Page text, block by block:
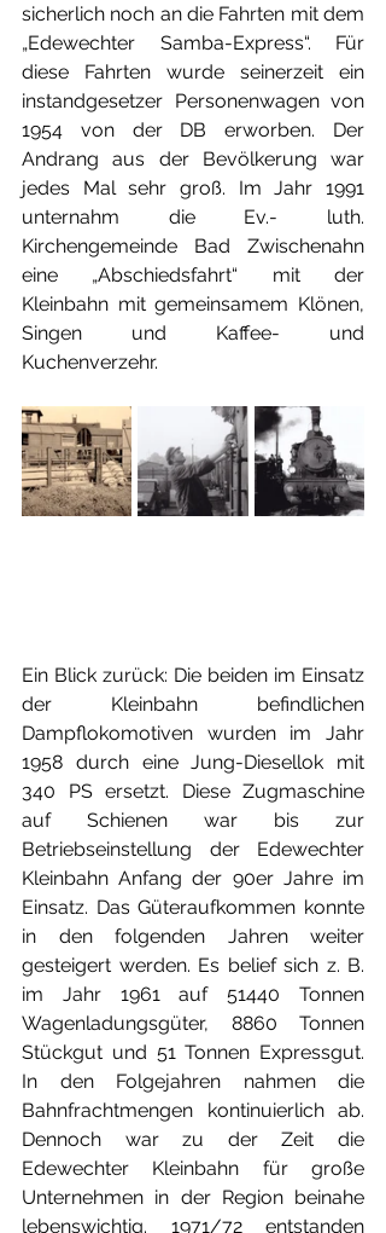
sicherlich noch an die Fahrten mit dem
„Edewechter Samba-Express“. Für
diese Fahrten wurde seinerzeit ein
instandgesetzer Personenwagen von
1954 von der DB erworben. Der
Andrang aus der Bevölkerung war
jedes Mal sehr groß. Im Jahr 1991
unternahm die Ev.- luth.
Kirchengemeinde Bad Zwischenahn
eine „Abschiedsfahrt“ mit der
Kleinbahn mit gemeinsamem Klönen,
Singen und Kaffee- und
Kuchenverzehr.
Ein Blick zurück: Die beiden im Einsatz
der Kleinbahn befindlichen
Dampflokomotiven wurden im Jahr
1958 durch eine Jung-Diesellok mit
340 PS ersetzt. Diese Zugmaschine
auf Schienen war bis zur
Betriebseinstellung der Edewechter
Kleinbahn Anfang der 90er Jahre im
Einsatz. Das Güteraufkommen konnte
in den folgenden Jahren weiter
gesteigert werden. Es belief sich z. B.
im Jahr 1961 auf 51440 Tonnen
Wagenladungsgüter, 8860 Tonnen
Stückgut und 51 Tonnen Expressgut.
In den Folgejahren nahmen die
Bahnfrachtmengen kontinuierlich ab.
Dennoch war zu der Zeit die
Edewechter Kleinbahn für große
Unternehmen in der Region beinahe
lebenswichtig. 1971/72 entstanden